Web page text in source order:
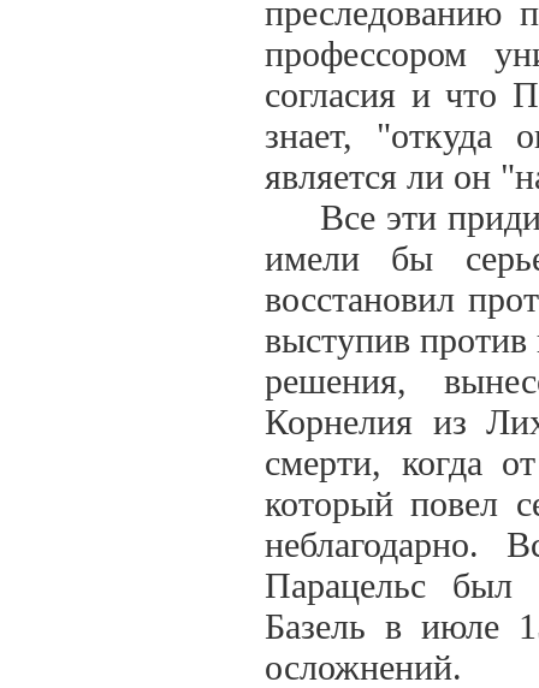
преследованию
профессором
согласия и что
знает, "откуда
является ли он
Все эти
имели бы
восстановил
выступив
решения,
Корнелия из
смерти, когда
который повел
неблагодарно.
Парацельс
Базель в июле
осложнений.